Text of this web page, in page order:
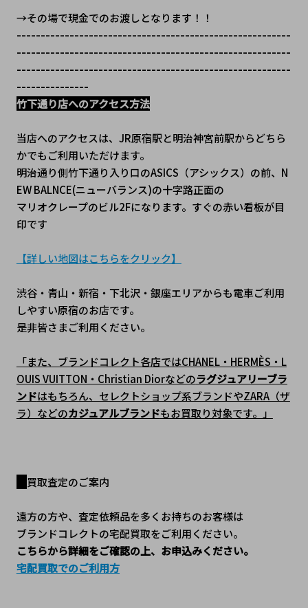
→その場で現金でのお渡しとなります！！
---------------------------------------------------------
---------------------------------------------------------
---------------------------------------------------------
---------------
竹下通り店へのアクセス方法
当店へのアクセスは、JR原宿駅と明治神宮前駅からどちら
かでもご利用いただけます。
明治通り側竹下通り入り口のASICS（アシックス）の前、N
EW BALNCE(ニューバランス)の十字路正面の
マリオクレープのビル2Fになります。すぐの赤い看板が目
印です
【詳しい地図はこちらをクリック】
渋谷・青山・新宿・下北沢・銀座エリアからも電車ご利用
しやすい原宿のお店です。
是非皆さまご利用ください。
「また、ブランドコレクト各店ではCHANEL・HERMÈS・L
OUIS VUITTON・Christian Diorなどのラグジュアリーブラ
ンドはもちろん、セレクトショップ系ブランドやZARA（ザ
ラ）などのカジュアルブランドもお買取り対象です。」
買取査定のご案内
遠方の方や、査定依頼品を多くお持ちのお客様は
ブランドコレクトの宅配買取をご利用ください。
こちらから詳細をご確認の上、お申込みください。
宅配買取でのご利用方